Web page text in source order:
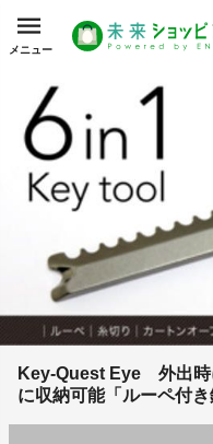
メニュー
Key-Quest Eye 外出時
に収納可能「ルーペ付き